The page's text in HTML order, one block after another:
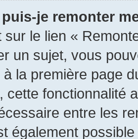
je remonter
sur le lien «
un sujet, vous
la première page
cette fonctionnalité
entre les
également